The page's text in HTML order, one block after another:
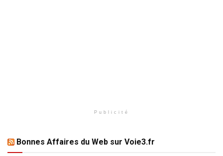
Publicité
Bonnes Affaires du Web sur Voie3.fr